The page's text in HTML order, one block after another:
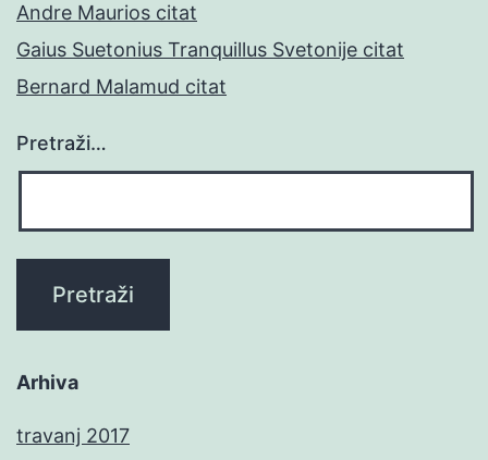
Andre Maurios citat
Gaius Suetonius Tranquillus Svetonije citat
Bernard Malamud citat
Pretraži…
Arhiva
travanj 2017